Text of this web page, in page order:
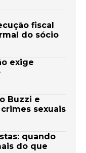
fiscal
do sócio
exige
Buzzi e
sexuais
quando
do que